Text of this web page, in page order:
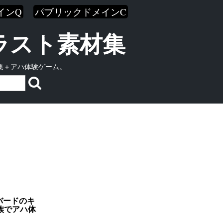
ンQ パブリックドメインC
スト素材集
アハ体験ゲーム。
ードのキ
でアハ体